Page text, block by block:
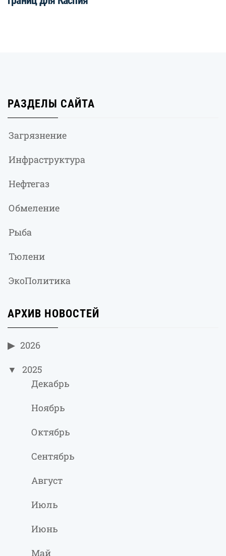
РАЗДЕЛЫ САЙТА
Загрязнение
Инфраструктура
Нефтегаз
Обмеление
Рыба
Тюлени
ЭкоПолитика
АРХИВ НОВОСТЕЙ
2026
2025
Декабрь
Ноябрь
Октябрь
Сентябрь
Август
Июль
Июнь
Май